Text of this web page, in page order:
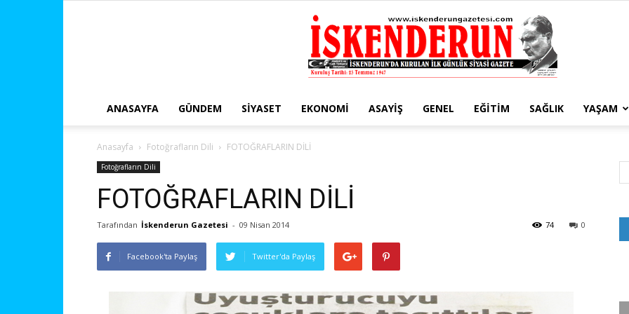
ANASAYFA GÜNDEM SIYASET EKONOMI ASAYIŞ GENEL EĞITIM SAĞLIK YAŞAM
Anasayfa Fotoğrafların Dili FOTOĞRAFLARIN DİLİ
Fotoğrafların Dili
FOTOĞRAFLARIN DİLİ
Tarafından İskenderun Gazetesi - 09 Nisan 2014 0
74
Facebook'ta Paylaş Twitter'da Paylaş